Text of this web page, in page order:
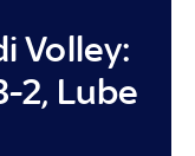
Volley:
2, Lube